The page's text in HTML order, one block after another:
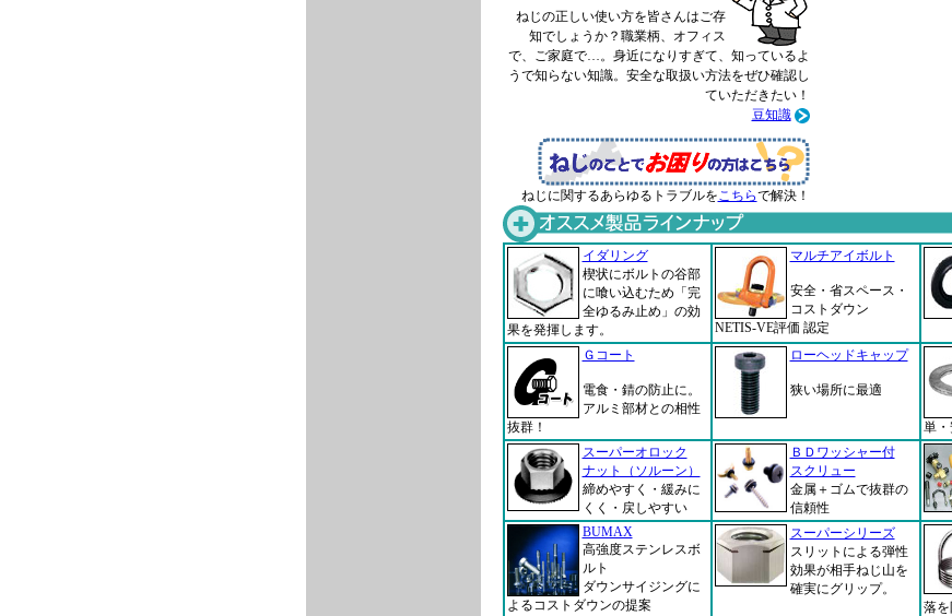
ねじの正しい使い方を皆さんはご存
知でしょうか？職業柄、オフィス
で、ご家庭で…。身近になりすぎて、知っているよ
うで知らない知識。安全な取扱い方法をぜひ確認し
ていただきたい！
豆知識
ねじに関するあらゆるトラブルを こちらで解決！
イダリング
楔状にボルトの谷部
に喰い込むため「完
全ゆるみ止め」の効
果を発揮します。
マルチアイボルト
安全・省スペース・
コストダウン
NETIS-VE評価 認定
Ｇコート
電食・錆の防止に。
アルミ部材との相性
抜群！
ローヘッドキャップ
狭い場所に最適
単・
スーパーオロック
ナット（ソルーン）
締めやすく・緩みに
くく・戻しやすい
ＢＤワッシャー付
スクリュー
金属＋ゴムで抜群の
信頼性
BUMAX
高強度ステンレスボ
ルト
ダウンサイジングに
よるコストダウンの提案
スーパーシリーズ
スリットによる弾性
効果が相手ねじ山を
確実にグリップ。
落を